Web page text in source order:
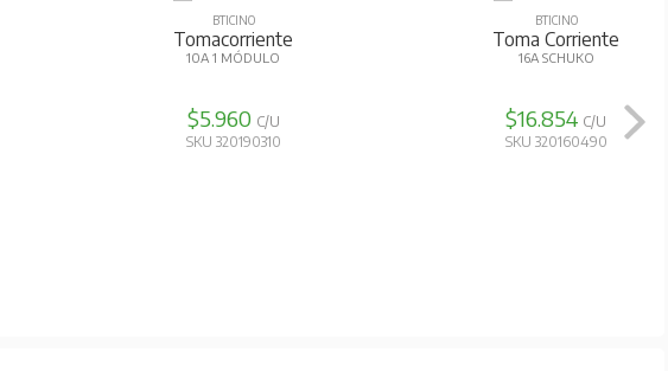
BTICINO
Tomacorriente
10A 1 MÓDULO
$5.960 C/U
SKU 320190310
BTICINO
Toma Corriente
16A SCHUKO
$16.854 C/U
SKU 320160490